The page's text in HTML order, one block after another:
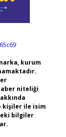
kurum
niteliği
kişiler ile isim
bilgiler